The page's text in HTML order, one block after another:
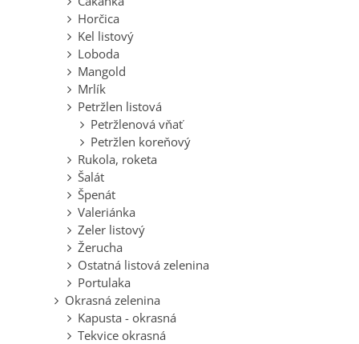
Horčica
Kel listový
Loboda
Mangold
Mrlík
Petržlen listová
Petržlenová vňať
Petržlen koreňový
Rukola, roketa
Šalát
Špenát
Valeriánka
Zeler listový
Žerucha
Ostatná listová zelenina
Portulaka
Okrasná zelenina
Kapusta - okrasná
Tekvice okrasná